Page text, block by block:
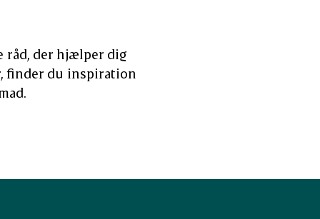
råd, der hjælper dig
finder du inspiration